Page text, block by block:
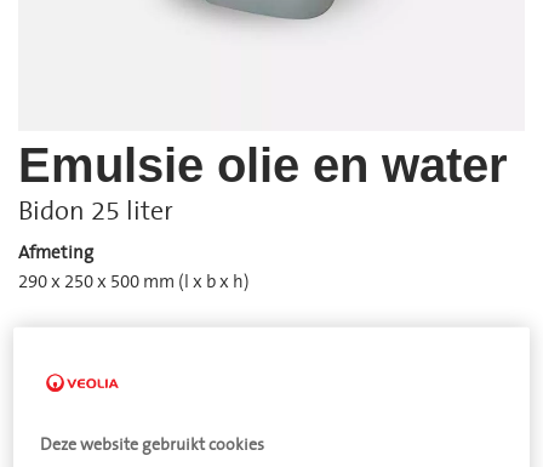
Emulsie olie en water
Bidon 25 liter
Afmeting
290 x 250 x 500 mm (l x b x h)
−
Ledigingsfrequentie
Deze website gebruikt cookies